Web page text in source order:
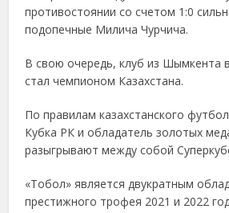
противостоянии со счетом 1:0
подопечные Милича Чурчича.
В свою очередь, клуб из Шымкента
стал чемпионом Казахстана.
По правилам казахстанского
Кубка РК и обладатель золотых
разыгрывают между собой
«Тобол» является двукратным
престижного трофея 2021 и 2022